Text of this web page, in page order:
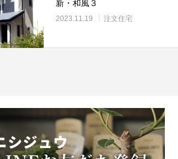
新・和風３
2023.11.19 注文住宅